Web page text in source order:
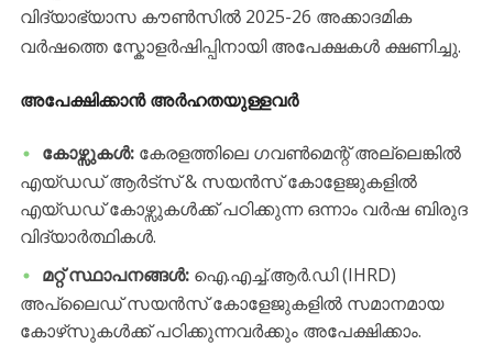
വിദ്യാഭ്യാസ കൗൺസിൽ 2025-26 അക്കാദമിക
വർഷത്തെ സ്കോളർഷിപ്പിനായി അപേക്ഷകൾ ക്ഷണിച്ചു.
അപേക്ഷിക്കാൻ അർഹതയുള്ളവർ
കോഴ്സുകൾ:കേരളത്തിലെ ഗവൺമെന്റ് അല്ലെങ്കിൽ
എയ്‌ഡഡ് ആർട്‌സ് & സയൻസ് കോളേജുകളിൽ
എയ്‌ഡഡ് കോഴ്സുകൾക്ക് പഠിക്കുന്ന ഒന്നാം വർഷ ബിരുദ
വിദ്യാർത്ഥികൾ.
മറ്റ് സ്ഥാപനങ്ങൾ:ഐ.എച്ച്.ആർ.ഡി (IHRD)
അപ്ലൈഡ് സയൻസ് കോളേജുകളിൽ സമാനമായ
കോഴ്‌സുകൾക്ക് പഠിക്കുന്നവർക്കും അപേക്ഷിക്കാം.